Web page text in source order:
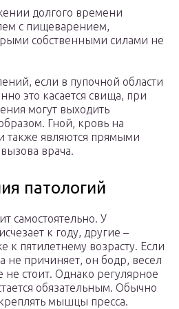
долгого времени
с пищеварением,
собственными силами не
если в пупочной области
это касается свища, при
могут выходить
Гной, кровь на
также являются прямыми
врача.
патологий
самостоятельно. У
к году, другие –
к пятилетнему возрасту. Если
не причиняет, он бодр, весел
не стоит. Однако регулярное
обязательным. Обычно
мышцы пресса.